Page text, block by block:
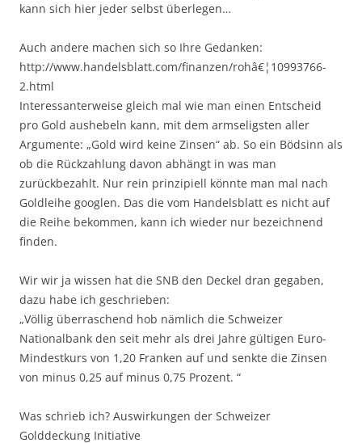
kann sich hier jeder selbst überlegen…
Auch andere machen sich so Ihre Gedanken:
http://www.handelsblatt.com/finanzen/rohâ€¦10993766-
2.html
Interessanterweise gleich mal wie man einen Entscheid
pro Gold aushebeln kann, mit dem armseligsten aller
Argumente: „Gold wird keine Zinsen“ ab. So ein Bödsinn als
ob die Rückzahlung davon abhängt in was man
zurückbezahlt. Nur rein prinzipiell könnte man mal nach
Goldleihe googlen. Das die vom Handelsblatt es nicht auf
die Reihe bekommen, kann ich wieder nur bezeichnend
finden.
Wir wir ja wissen hat die SNB den Deckel dran gegaben,
dazu habe ich geschrieben:
„Völlig überraschend hob nämlich die Schweizer
Nationalbank den seit mehr als drei Jahre gültigen Euro-
Mindestkurs von 1,20 Franken auf und senkte die Zinsen
von minus 0,25 auf minus 0,75 Prozent. “
Was schrieb ich? Auswirkungen der Schweizer
Golddeckung Initiative